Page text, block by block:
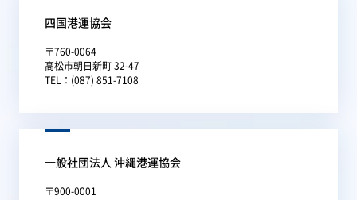
四国港運協会
〒760-0064
高松市朝日新町 32-47
TEL：(087) 851-7108
一般社団法人 沖縄港運協会
〒900-0001